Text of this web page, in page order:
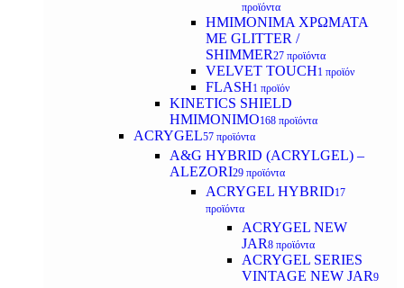
προϊόντα
ΗΜΙΜΟΝΙΜA ΧΡΩΜΑΤΑ
ΜΕ GLITTER /
SHIMMER27 προϊόντα
VELVET TOUCH1 προϊόν
FLASH1 προϊόν
KINETICS SHIELD
ΗΜΙΜΟΝΙΜΟ168 προϊόντα
ACRYGEL57 προϊόντα
A&G HYBRID (ACRYLGEL) –
ALEZORI29 προϊόντα
ACRYGEL HYBRID17
προϊόντα
ACRYGEL NEW
JAR8 προϊόντα
ACRYGEL SERIES
VINTAGE NEW JAR9